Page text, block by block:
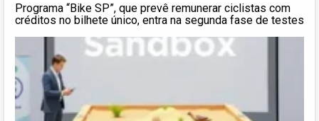
Programa “Bike SP”, que prevê remunerar ciclistas com
créditos no bilhete único, entra na segunda fase de testes